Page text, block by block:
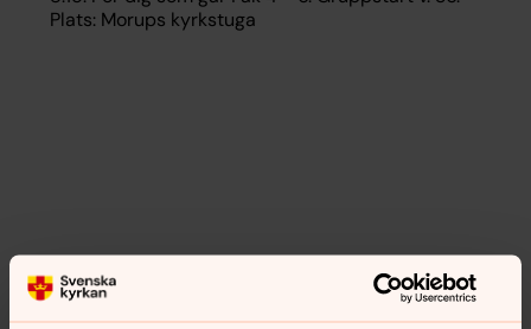
Plats: Morups kyrkstuga